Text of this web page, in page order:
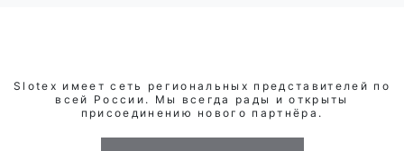
Slotex имеет сеть региональных представителей по
всей России. Мы всегда рады и открыты
присоединению нового партнёра.